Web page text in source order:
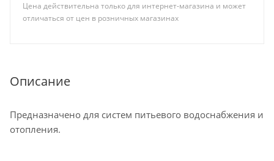
Цена действительна только для интернет-магазина и может
отличаться от цен в розничных магазинах
Описание
Предназначено для систем питьевого водоснабжения и
отопления.